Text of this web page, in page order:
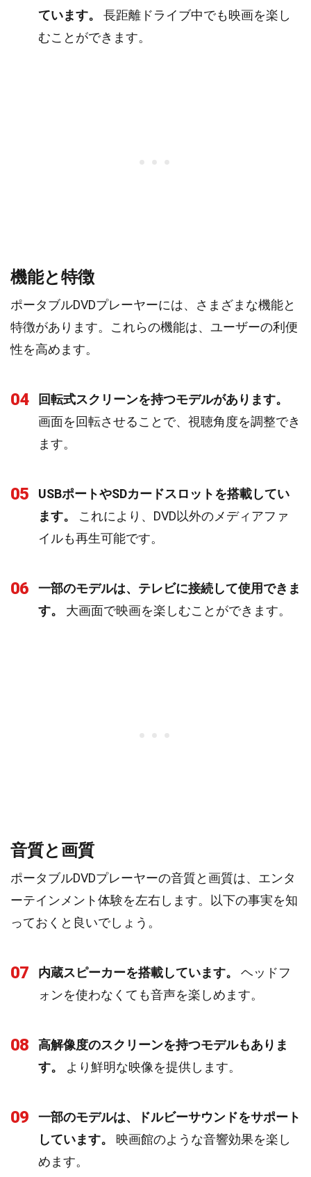
ています。
長距離ドライブ中でも映画を楽し
むことができます。
機能と特徴
ポータブルDVDプレーヤーには、さまざまな機能と
特徴があります。これらの機能は、ユーザーの利便
性を高めます。
04
回転式スクリーンを持つモデルがあります。
画面を回転させることで、視聴角度を調整でき
ます。
05
USBポートやSDカードスロットを搭載してい
ます。
これにより、DVD以外のメディアファ
イルも再生可能です。
06
一部のモデルは、テレビに接続して使用できま
す。
大画面で映画を楽しむことができます。
音質と画質
ポータブルDVDプレーヤーの音質と画質は、エンタ
ーテインメント体験を左右します。以下の事実を知
っておくと良いでしょう。
07 内蔵スピーカーを搭載しています。
ヘッドフ
ォンを使わなくても音声を楽しめます。
08
高解像度のスクリーンを持つモデルもありま
す。
より鮮明な映像を提供します。
09
一部のモデルは、ドルビーサウンドをサポート
しています。
映画館のような音響効果を楽し
めます。